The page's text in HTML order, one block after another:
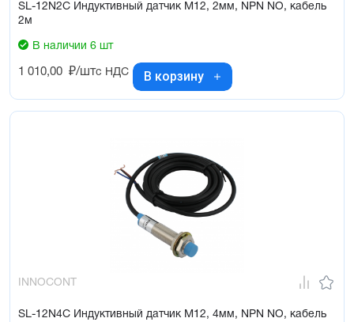
SL-12N2C Индуктивный датчик М12, 2мм, NPN NO, кабель
2м
В наличии 6 шт
1 010,00 ₽/штс НДС В корзину
INNOCONT
SL-12N4C Индуктивный датчик М12, 4мм, NPN NO, кабель